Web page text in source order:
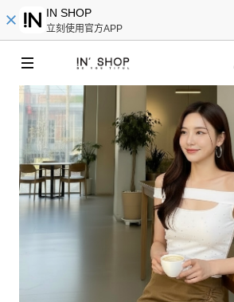
IN SHOP
立刻使用官方APP